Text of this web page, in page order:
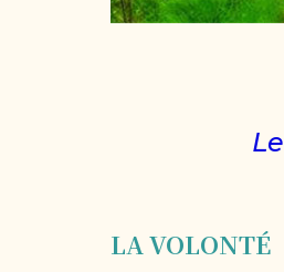
LA VOLONTÉ